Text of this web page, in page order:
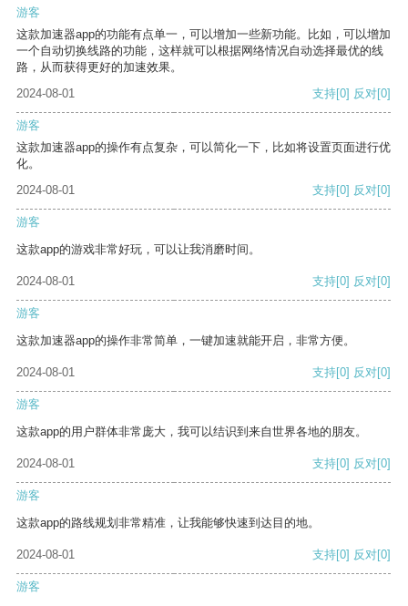
游客
这款加速器app的功能有点单一，可以增加一些新功能。比如，可以增加
一个自动切换线路的功能，这样就可以根据网络情况自动选择最优的线
路，从而获得更好的加速效果。
2024-08-01
支持[0] 反对[0]
游客
这款加速器app的操作有点复杂，可以简化一下，比如将设置页面进行优
化。
2024-08-01
支持[0] 反对[0]
游客
这款app的游戏非常好玩，可以让我消磨时间。
2024-08-01 支持[0] 反对[0]
游客
这款加速器app的操作非常简单，一键加速就能开启，非常方便。
2024-08-01 支持[0] 反对[0]
游客
这款app的用户群体非常庞大，我可以结识到来自世界各地的朋友。
2024-08-01 支持[0] 反对[0]
游客
这款app的路线规划非常精准，让我能够快速到达目的地。
2024-08-01 支持[0] 反对[0]
游客